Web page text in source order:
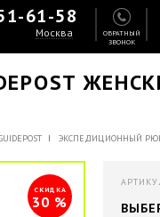
61-58
Москва
ОБРАТНЫЙ
ЗВОНОК
ЭКСПЕДИЦИОННЫЙ
СКИДКА
30 %